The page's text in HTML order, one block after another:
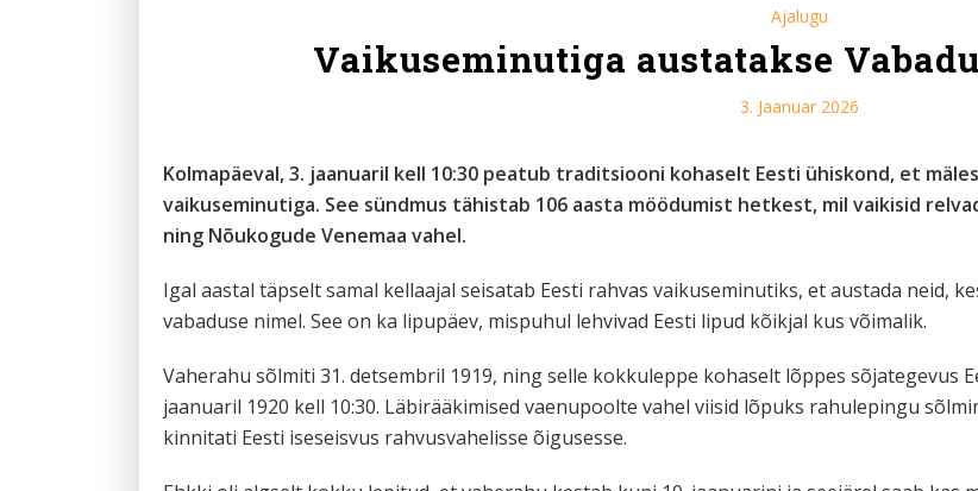
Ajalugu
Vaikuseminutiga austatakse
3. Jaanuar 2026
Kolmapäeval, 3. jaanuaril kell 10:30 peatub traditsiooni kohaselt Eesti ühiskond, et
vaikuseminutiga. See sündmus tähistab 106 aasta möödumist hetkest, mil vaikisid
ning Nõukogude Venemaa vahel.
Igal aastal täpselt samal kellaajal seisatab Eesti rahvas vaikuseminutiks, et austada neid,
vabaduse nimel. See on ka lipupäev, mispuhul lehvivad Eesti lipud kõikjal kus võimalik.
Vaherahu sõlmiti 31. detsembril 1919, ning selle kokkuleppe kohaselt lõppes sõjategevus
jaanuaril 1920 kell 10:30. Läbirääkimised vaenupoolte vahel viisid lõpuks rahulepingu
kinnitati Eesti iseseisvus rahvusvahelisse õigusesse.